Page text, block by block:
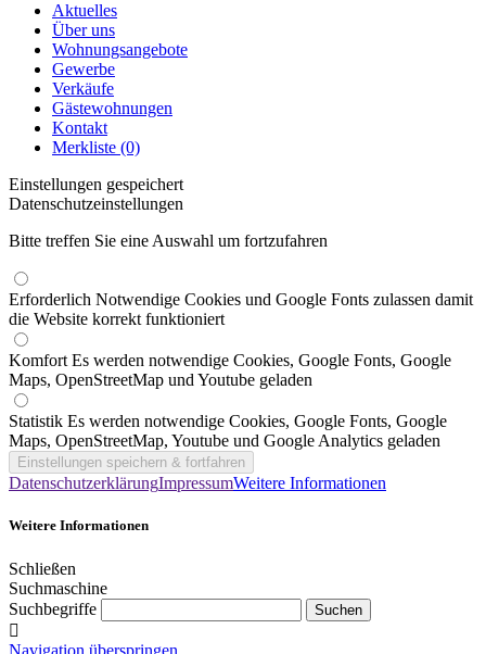
Aktuelles
Über uns
Wohnungsangebote
Gewerbe
Verkäufe
Gästewohnungen
Kontakt
Merkliste (0)
Einstellungen gespeichert
Datenschutzeinstellungen
Bitte treffen Sie eine Auswahl um fortzufahren
Erforderlich Notwendige Cookies und Google Fonts zulassen damit
die Website korrekt funktioniert
Komfort Es werden notwendige Cookies, Google Fonts, Google
Maps, OpenStreetMap und Youtube geladen
Statistik Es werden notwendige Cookies, Google Fonts, Google
Maps, OpenStreetMap, Youtube und Google Analytics geladen
DatenschutzerklärungImpressumWeitere Informationen
Weitere Informationen
Schließen
Suchmaschine
Suchbegriffe
Navigation überspringen